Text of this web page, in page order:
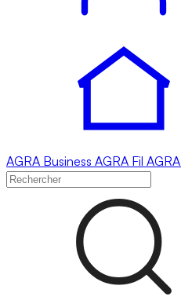
AGRA Business AGRA Fil AGRA